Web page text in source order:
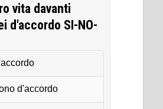
vita davanti
d'accordo SI-NO-
d'accordo